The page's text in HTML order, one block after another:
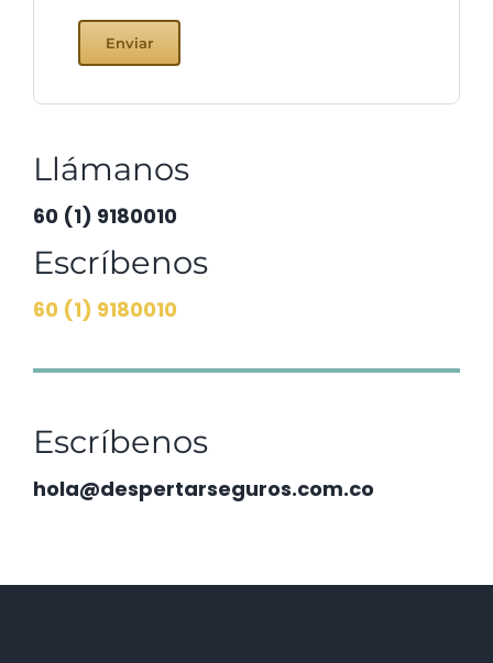
Enviar
Llámanos
60 (1) 9180010
Escríbenos
60 (1) 9180010
Escríbenos
hola@despertarseguros.com.co